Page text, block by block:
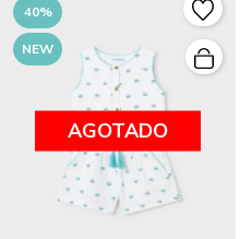
40%
NEW
AGOTADO